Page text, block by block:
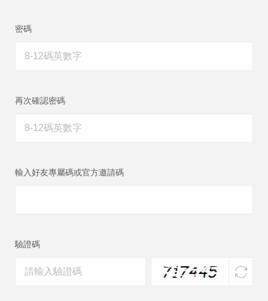
密碼
再次確認密碼
輸入好友專屬碼或官方邀請碼
驗證碼